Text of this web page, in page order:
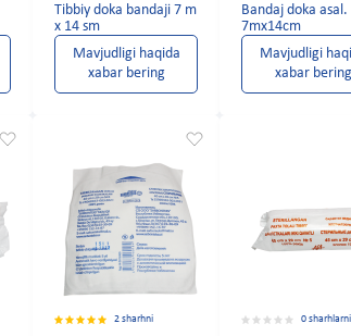
Tibbiy doka bandaji 7 m
x 14 sm
Mavjudligi haqida
xabar bering
Bandaj doka asal.
7mx14cm
Mavjudligi
xabar bering
2 sharhni 0 sharhlarni